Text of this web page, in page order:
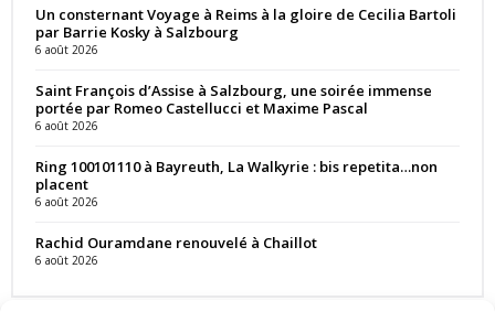
Un consternant Voyage à Reims à la gloire de Cecilia Bartoli
par Barrie Kosky à Salzbourg
6 août 2026
Saint François d’Assise à Salzbourg, une soirée immense
portée par Romeo Castellucci et Maxime Pascal
6 août 2026
Ring 100101110 à Bayreuth, La Walkyrie : bis repetita…non
placent
6 août 2026
Rachid Ouramdane renouvelé à Chaillot
6 août 2026